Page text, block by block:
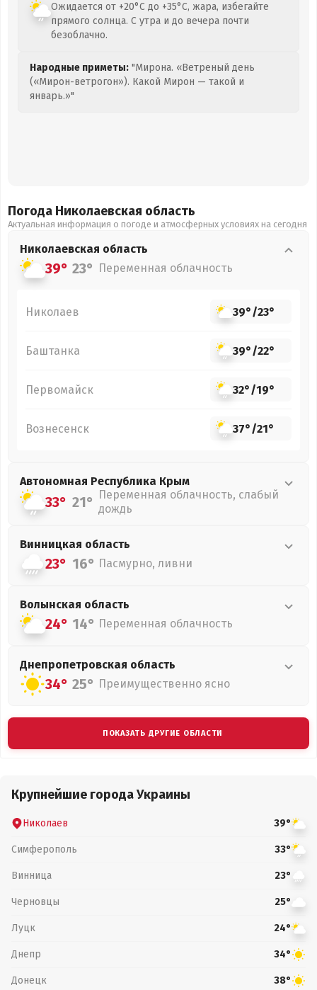
Ожидается от +20°C до +35°C, жара, избегайте
прямого солнца. С утра и до вечера почти
безоблачно.
Народные приметы: "Мирона. «Ветреный день
(«Мирон-ветрогон»). Какой Мирон — такой и
январь.»"
Погода Николаевская область
Актуальная информация о погоде и атмосферных условиях на сегодня
Николаевская область
39° 23° Переменная облачность
Николаев 39°/23°
Баштанка 39°/22°
Первомайск 32°/19°
Вознесенск 37°/21°
Автономная Республика Крым
33° 21° Переменная облачность, слабый
дождь
Винницкая область
23° 16° Пасмурно, ливни
Волынская область
24° 14° Переменная облачность
Днепропетровская область
34° 25° Преимущественно ясно
ПОКАЗАТЬ ДРУГИЕ ОБЛАСТИ
Крупнейшие города Украины
Николаев 39°
Симферополь 33°
Винница 23°
Черновцы 25°
Луцк 24°
Днепр 34°
Донецк 38°